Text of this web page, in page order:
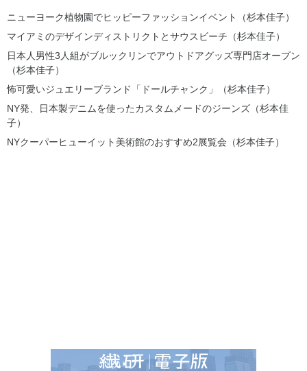
ニューヨーク植物園でヒッピーファッションイベント（杉本佳子）
マイアミのデザインディストリクトとサウスビーチ（杉本佳子）
日本人男性3人組がブルックリンでアウトドアグッズ専門店オープン
（杉本佳子）
怖可愛いジュエリーブランド「ドールチャンク」（杉本佳子）
NY発、日本製デニムを使ったカスタムメードのジーンズ（杉本佳
子）
NYクーパーヒューイット美術館のおすすめ2展覧会（杉本佳子）